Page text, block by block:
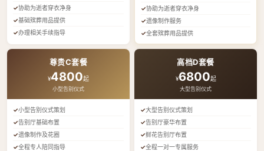
协助为逝者穿衣净身
基础殡葬用品提供
办理相关手续指导
协助为逝者穿衣净身
遗像制作服务
全套殡葬用品提供
尊贵C套餐
¥4800起
小型告别仪式
小型告别仪式策划
告别厅基础布置
遗像制作及花圈
全程专人陪同指导
高档D套餐
¥6800起
大型告别仪式
大型告别仪式策划
告别厅豪华布置
鲜花告别厅布置
全程一对一专属服务